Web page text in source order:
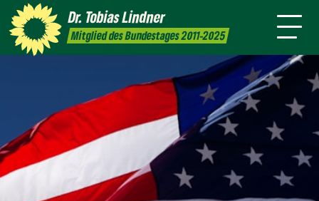
Dr. TobiasLindner
Mitglied des Bundestages 2011-2025
Leichte
Sprache
Presse Kontakt
Amt